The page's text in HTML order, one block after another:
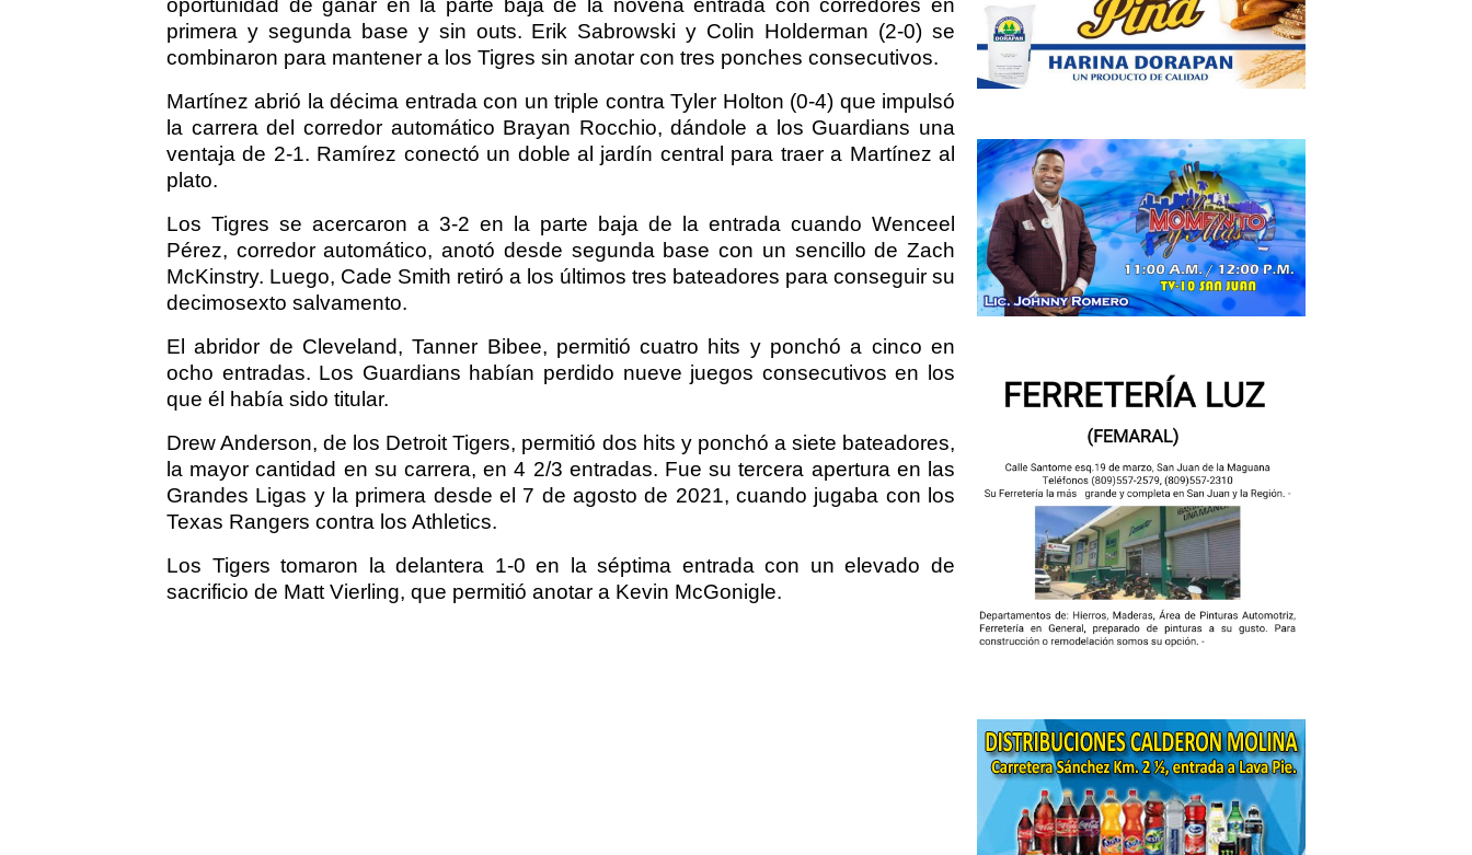
primera y segunda base y sin outs. Erik Sabrowski y Colin Holderman (2-0) se
combinaron para mantener a los Tigres sin anotar con tres ponches consecutivos.
Martínez abrió la décima entrada con un triple contra Tyler Holton (0-4) que impulsó
la carrera del corredor automático Brayan Rocchio, dándole a los Guardians una
ventaja de 2-1. Ramírez conectó un doble al jardín central para traer a Martínez al
plato.
Los Tigres se acercaron a 3-2 en la parte baja de la entrada cuando Wenceel
Pérez, corredor automático, anotó desde segunda base con un sencillo de Zach
McKinstry. Luego, Cade Smith retiró a los últimos tres bateadores para conseguir su
decimosexto salvamento.
El abridor de Cleveland, Tanner Bibee, permitió cuatro hits y ponchó a cinco en
ocho entradas. Los Guardians habían perdido nueve juegos consecutivos en los
que él había sido titular.
Drew Anderson, de los Detroit Tigers, permitió dos hits y ponchó a siete bateadores,
la mayor cantidad en su carrera, en 4 2/3 entradas. Fue su tercera apertura en las
Grandes Ligas y la primera desde el 7 de agosto de 2021, cuando jugaba con los
Texas Rangers contra los Athletics.
Los Tigers tomaron la delantera 1-0 en la séptima entrada con un elevado de
sacrificio de Matt Vierling, que permitió anotar a Kevin McGonigle.